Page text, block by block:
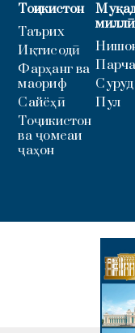
Тоҷикистон
Таърих
Иқтисодӣ
Фарҳанг ва
маориф
Сайёҳӣ
Тоҷикистон
ва ҷомеаи
ҷаҳон
миллӣ
Суруд
Пул